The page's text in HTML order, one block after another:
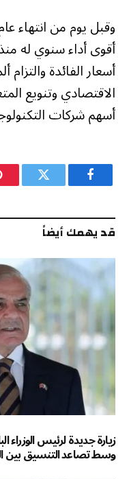
أسعار الفائدة والتزام
الاقتصادي وتنويع
أسهم شركات
فيسبوك تويتر
قد يهمك أيضاً
زيارة جديدة لرئيس الوزراء
وسط تصاعد التنسيق بين